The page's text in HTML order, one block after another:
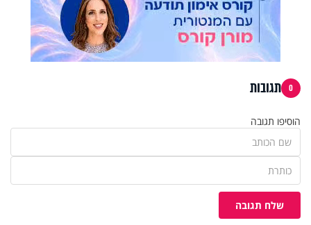
0 תגובות
הוסיפו תגובה
שלח תגובה